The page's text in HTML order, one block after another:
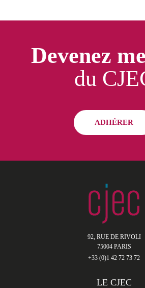
Devenez
du
ADHÉRER
92, RUE DE RIVOLI
75004 PARIS
+33 (0)1 42 72 73 72
LE CJEC